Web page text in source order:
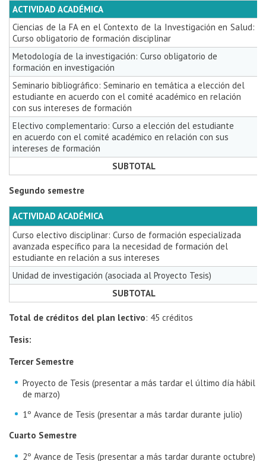
ACTIVIDAD ACADÉMICA
Ciencias de la FA en el Contexto de la Investigación en Salud:
Curso obligatorio de formación disciplinar
Metodología de la investigación: Curso obligatorio de
formación en investigación
Seminario bibliográfico: Seminario en temática a elección del
estudiante en acuerdo con el comité académico en relación
con sus intereses de formación
Electivo complementario: Curso a elección del estudiante
en acuerdo con el comité académico en relación con sus
intereses de formación
SUBTOTAL
Segundo semestre
ACTIVIDAD ACADÉMICA
Curso electivo disciplinar: Curso de formación especializada
avanzada específico para la necesidad de formación del
estudiante en relación a sus intereses
Unidad de investigación (asociada al Proyecto Tesis)
SUBTOTAL
Total de créditos del plan lectivo: 45 créditos
Tesis:
Tercer Semestre
Proyecto de Tesis (presentar a más tardar el último día hábil
de marzo)
1º Avance de Tesis (presentar a más tardar durante julio)
Cuarto Semestre
2º Avance de Tesis (presentar a más tardar durante octubre)